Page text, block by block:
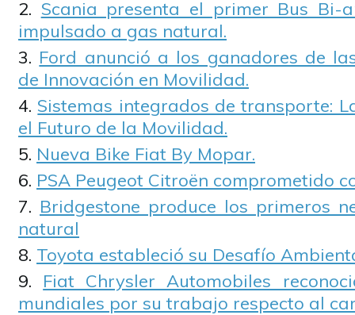
Scania presenta el primer Bus Bi-
impulsado a gas natural.
Ford anunció a los ganadores de
de Innovación en Movilidad.
Sistemas integrados de transporte:
el Futuro de la Movilidad.
Nueva Bike Fiat By Mopar.
PSA Peugeot Citroën comprometido
Bridgestone produce los primeros
natural
Toyota estableció su Desafío
Fiat Chrysler Automobiles
mundiales por su trabajo respecto al